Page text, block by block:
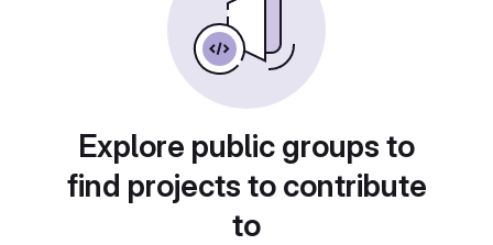
Explore public groups to
find projects to contribute
to